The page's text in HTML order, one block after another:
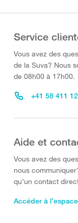
Service
Vous avez des
de la Suva? Nous
de 08h00 à 17h00.
+41 58 411
Aide et
Vous avez des
nous
qu’un contact
Accéder à